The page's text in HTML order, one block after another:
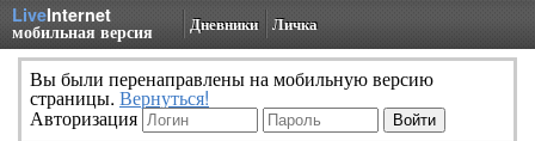
LiveInternet
мобильная версия Дневники Личка
Вы были перенаправлены на мобильную версию
страницы. Вернуться!
Авторизация